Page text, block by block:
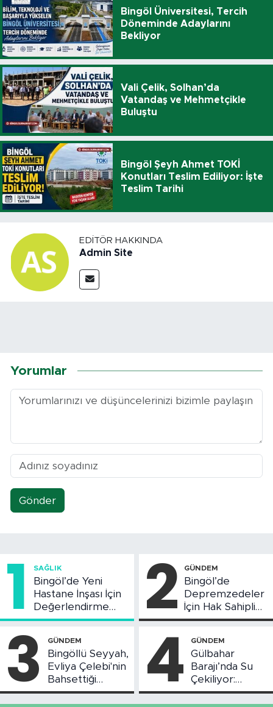
Bingöl Üniversitesi, Tercih
Döneminde Adaylarını
Bekliyor
Vali Çelik, Solhan’da
Vatandaş ve Mehmetçikle
Buluştu
Bingöl Şeyh Ahmet TOKİ
Konutları Teslim Ediliyor: İşte
Teslim Tarihi
EDITÖR HAKKINDA
Admin Site
Yorumlar
Gönder
1 SAĞLIK
Bingöl’de Yeni
Hastane İnşası İçin
Değerlendirme
Toplantısı Yapıldı
2 GÜNDEM
Bingöl’de
Depremzedeler
İçin Hak Sahipliği
Askı Süreci
3 GÜNDEM
Bingöllü Seyyah,
Evliya Çelebi'nin
Bahsettiği
Bingöl'deki O
Yeri Görüntüledi
4 GÜNDEM
Gülbahar
Barajı’nda Su
Çekiliyor:
Piknikçi Sayısı
Azaldı